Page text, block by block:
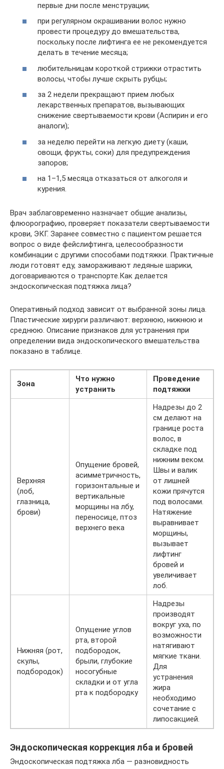
первые дни после менструации;
при регулярном окрашивании волос нужно
провести процедуру до вмешательства,
поскольку после лифтинга ее не рекомендуется
делать в течение месяца;
любительницам короткой стрижки отрастить
волосы, чтобы лучше скрыть рубцы;
за 2 недели прекращают прием любых
лекарственных препаратов, вызывающих
снижение свертываемости крови (Аспирин и его
аналоги);
за неделю перейти на легкую диету (каши,
овощи, фрукты, соки) для предупреждения
запоров;
на 1–1,5 месяца отказаться от алкоголя и
курения.
Врач заблаговременно назначает общие анализы,
флюорографию, проверяет показатели свертываемости
крови, ЭКГ. Заранее совместно с пациентом решается
вопрос о виде фейслифтинга, целесообразности
комбинации с другими способами подтяжки. Практичные
люди готовят еду, замораживают ледяные шарики,
договариваются о транспорте.Как делается
эндоскопическая подтяжка лица?
Оперативный подход зависит от выбранной зоны лица.
Пластические хирурги различают: верхнюю, нижнюю и
среднюю. Описание признаков для устранения при
определении вида эндоскопического вмешательства
показано в таблице.
Зона
Что нужно
устранить
Проведение
подтяжки
Верхняя
(лоб,
глазница,
брови)
Опущение бровей,
асимметричность,
горизонтальные и
вертикальные
морщины на лбу,
переносице, птоз
верхнего века
Надрезы до 2
см делают на
границе роста
волос, в
складке под
нижним веком.
Швы и валик
от лишней
кожи прячутся
под волосами.
Натяжение
выравнивает
морщины,
вызывает
лифтинг
бровей и
увеличивает
лоб.
Нижняя (рот,
скулы,
подбородок)
Опущение углов
рта, второй
подбородок,
брыли, глубокие
носогубные
складки и от угла
рта к подбородку
Надрезы
производят
вокруг уха, по
возможности
натягивают
мягкие ткани.
Для
устранения
жира
необходимо
сочетание с
липосакцией.
Эндоскопическая коррекция лба и бровей
Эндоскопическая подтяжка лба — разновидность